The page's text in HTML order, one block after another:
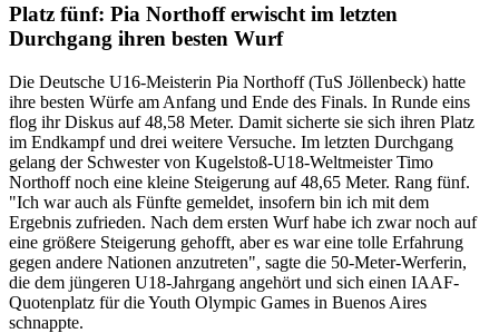
Platz fünf: Pia Northoff erwischt im letzten
Durchgang ihren besten Wurf
Die Deutsche U16-Meisterin Pia Northoff (TuS Jöllenbeck) hatte
ihre besten Würfe am Anfang und Ende des Finals. In Runde eins
flog ihr Diskus auf 48,58 Meter. Damit sicherte sie sich ihren Platz
im Endkampf und drei weitere Versuche. Im letzten Durchgang
gelang der Schwester von Kugelstoß-U18-Weltmeister Timo
Northoff noch eine kleine Steigerung auf 48,65 Meter. Rang fünf.
"Ich war auch als Fünfte gemeldet, insofern bin ich mit dem
Ergebnis zufrieden. Nach dem ersten Wurf habe ich zwar noch auf
eine größere Steigerung gehofft, aber es war eine tolle Erfahrung
gegen andere Nationen anzutreten", sagte die 50-Meter-Werferin,
die dem jüngeren U18-Jahrgang angehört und sich einen IAAF-
Quotenplatz für die Youth Olympic Games in Buenos Aires
schnappte.